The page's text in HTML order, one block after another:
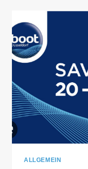
ALLGEMEIN